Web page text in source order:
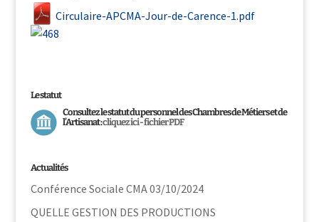
Circulaire-APCMA-Jour-de-Carence-1.pdf
Le statut
Consultez le statut du personnel des Chambres de Métiers et de
l’Artisanat :cliquez ici - fichier PDF
Actualités
Conférence Sociale CMA 03/10/2024
QUELLE GESTION DES PRODUCTIONS